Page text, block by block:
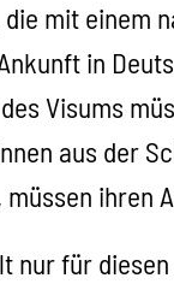
mit einem
in
Visums
aus der
ihren
für